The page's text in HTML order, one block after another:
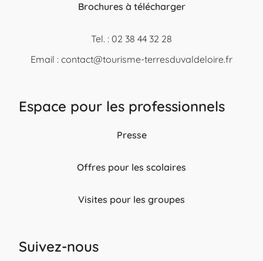
Brochures à télécharger
Tel. : 02 38 44 32 28
Email : contact@tourisme-terresduvaldeloire.fr
Espace pour les professionnels
Presse
Offres pour les scolaires
Visites pour les groupes
Suivez-nous